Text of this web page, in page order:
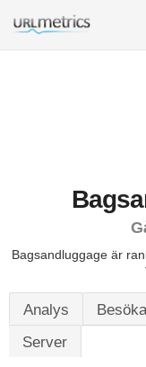
Bagsandluggage är
Analys
Server